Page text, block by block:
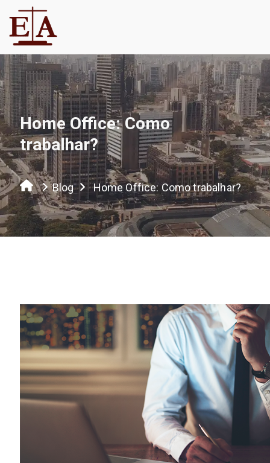
Home Office: Como
trabalhar?
Blog Home Office: Como trabalhar?